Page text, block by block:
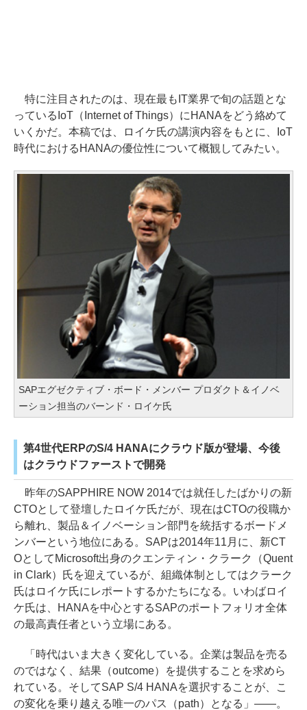
特に注目されたのは、現在最もIT業界で旬の話題とな
っているIoT（Internet of Things）にHANAをどう絡めて
いくかだ。本稿では、ロイケ氏の講演内容をもとに、IoT
時代におけるHANAの優位性について概観してみたい。
SAPエグゼクティブ・ボード・メンバー プロダクト＆イノベ
ーション担当のバーンド・ロイケ氏
第4世代ERPのS/4 HANAにクラウド版が登場、今後
はクラウドファーストで開発
昨年のSAPPHIRE NOW 2014では就任したばかりの新
CTOとして登壇したロイケ氏だが、現在はCTOの役職か
ら離れ、製品＆イノベーション部門を統括するボードメ
ンバーという地位にある。SAPは2014年11月に、新CT
OとしてMicrosoft出身のクエンティン・クラーク（Quent
in Clark）氏を迎えているが、組織体制としてはクラーク
氏はロイケ氏にレポートするかたちになる。いわばロイ
ケ氏は、HANAを中心とするSAPのポートフォリオ全体
の最高責任者という立場にある。
「時代はいま大きく変化している。企業は製品を売る
のではなく、結果（outcome）を提供することを求めら
れている。そしてSAP S/4 HANAを選択することが、こ
の変化を乗り越える唯一のパス（path）となる」――。